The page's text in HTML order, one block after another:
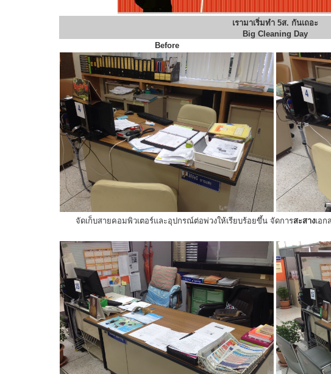
เรามาเริ่มทำ 5ส. กันเถอะ
Big Cleaning Day
Before
จัดเก็บสายคอมพิวเตอร์และอุปกรณ์ต่อพ่วงให้เรียบร้อยขึ้น จัดการสะสางเอก